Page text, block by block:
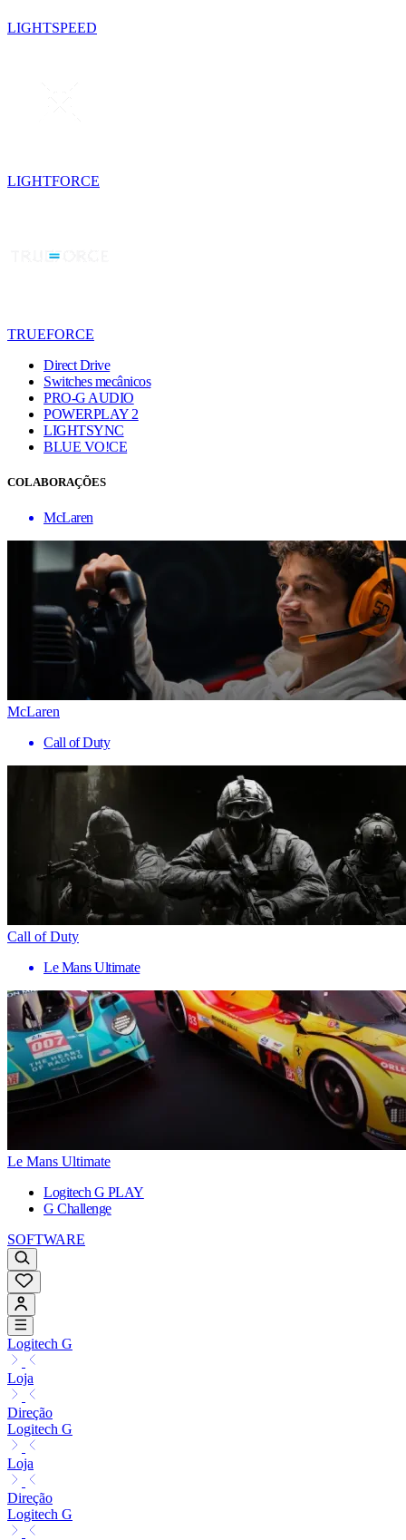
LIGHTSPEED
LIGHTFORCE
TRUEFORCE
Direct Drive
Switches mecânicos
PRO-G AUDIO
POWERPLAY 2
LIGHTSYNC
BLUE VO!CE
COLABORAÇÕES
McLaren
McLaren
Call of Duty
Call of Duty
Le Mans Ultimate
Le Mans Ultimate
Logitech G PLAY
G Challenge
SOFTWARE
Logitech G
Loja
Direção
Logitech G
Loja
Direção
Logitech G